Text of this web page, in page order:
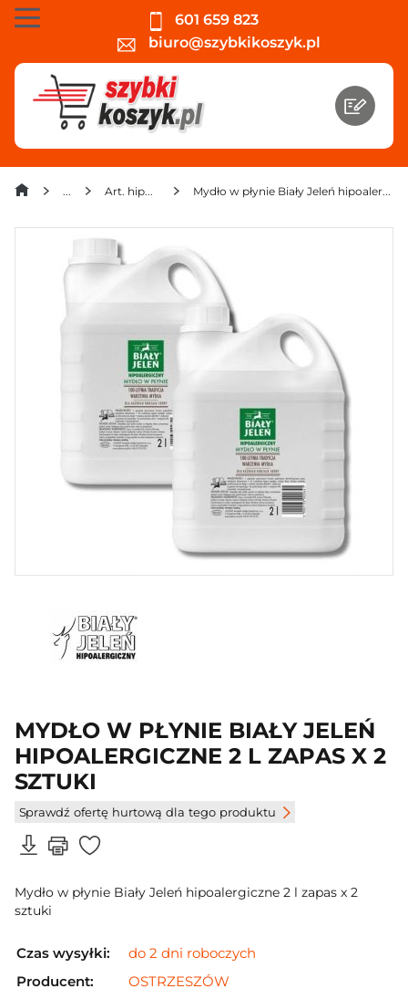
601 659 823
biuro@szybkikoszyk.pl
Art. hipoalergiczne Mydło w płynie Biały Jeleń hipoalergiczne 2 l zapas x 2 sztuki
MYDŁO W PŁYNIE BIAŁY JELEŃ
HIPOALERGICZNE 2 L ZAPAS X 2
SZTUKI
Sprawdź ofertę hurtową dla tego produktu
Mydło w płynie Biały Jeleń hipoalergiczne 2 l zapas x 2
sztuki
Czas wysyłki:
do 2 dni roboczych
Producent:
OSTRZESZÓW